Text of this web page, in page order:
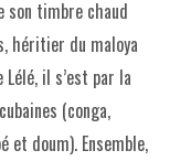
son timbre chaud
héritier du maloya
il s’est par la
(conga,
et doum). Ensemble,